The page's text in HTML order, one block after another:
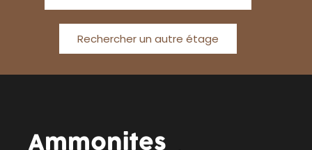
Rechercher un autre étage